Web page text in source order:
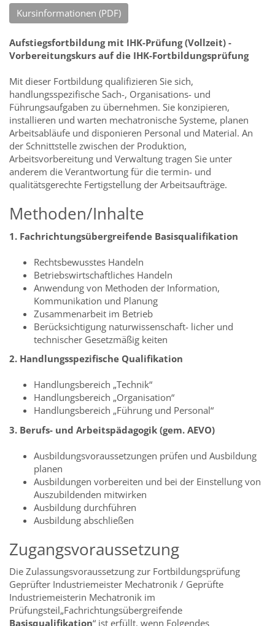
Kursinformationen (PDF)
Aufstiegsfortbildung mit IHK-Prüfung (Vollzeit) -
Vorbereitungskurs auf die IHK-Fortbildungsprüfung
Mit dieser Fortbildung qualifizieren Sie sich,
handlungsspezifische Sach-, Organisations- und
Führungsaufgaben zu übernehmen. Sie konzipieren,
installieren und warten mechatronische Systeme, planen
Arbeitsabläufe und disponieren Personal und Material. An
der Schnittstelle zwischen der Produktion,
Arbeitsvorbereitung und Verwaltung tragen Sie unter
anderem die Verantwortung für die termin- und
qualitätsgerechte Fertigstellung der Arbeitsaufträge.
Methoden/Inhalte
1. Fachrichtungsübergreifende Basisqualifikation
Rechtsbewusstes Handeln
Betriebswirtschaftliches Handeln
Anwendung von Methoden der Information,
Kommunikation und Planung
Zusammenarbeit im Betrieb
Berücksichtigung naturwissenschaft- licher und
technischer Gesetzmäßig keiten
2. Handlungsspezifische Qualifikation
Handlungsbereich „Technik“
Handlungsbereich „Organisation“
Handlungsbereich „Führung und Personal“
3. Berufs- und Arbeitspädagogik (gem. AEVO)
Ausbildungsvoraussetzungen prüfen und Ausbildung
planen
Ausbildungen vorbereiten und bei der Einstellung von
Auszubildenden mitwirken
Ausbildung durchführen
Ausbildung abschließen
Zugangsvoraussetzung
Die Zulassungsvoraussetzung zur Fortbildungsprüfung
Geprüfter Industriemeister Mechatronik / Geprüfte
Industriemeisterin Mechatronik im
Prüfungsteil„Fachrichtungsübergreifende
Basisqualifikation“ ist erfüllt, wenn Folgendes